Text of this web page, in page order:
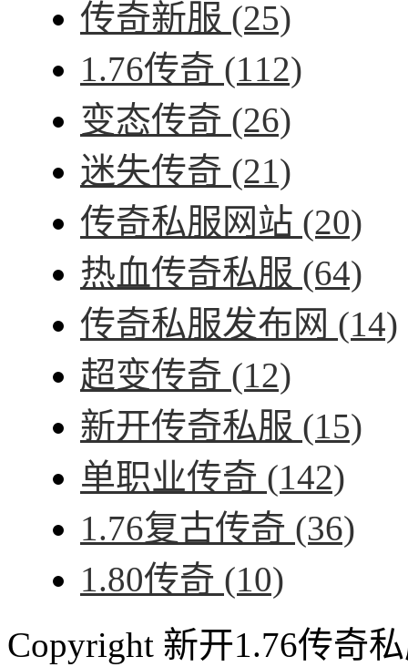
传奇新服 (25)
1.76传奇 (112)
变态传奇 (26)
迷失传奇 (21)
传奇私服网站 (20)
热血传奇私服 (64)
传奇私服发布网 (14)
超变传奇 (12)
新开传奇私服 (15)
单职业传奇 (142)
1.76复古传奇 (36)
1.80传奇 (10)
Copyright 新开1.76传奇